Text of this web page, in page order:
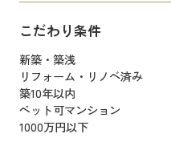
こだわり条件
新築・築浅
リフォーム・リノベ済み
築10年以内
ペット可マンション
1000万円以下